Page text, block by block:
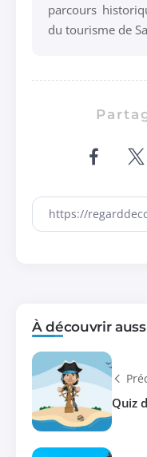
parcours
du tourisme de
À découvrir
Quiz